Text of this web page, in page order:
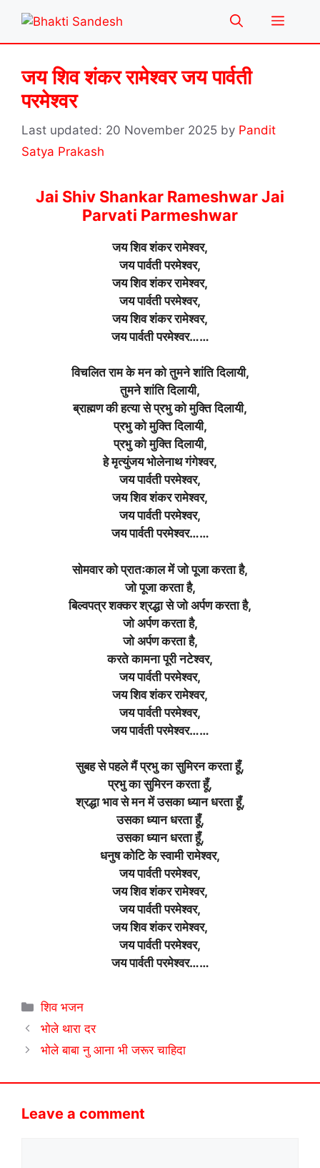
content
Menu
जय शिव शंकर रामेश्वर जय पार्वती
परमेश्वर
20 November 2025 by Pandit
Satya Prakash
Jai Shiv Shankar Rameshwar Jai
Parvati Parmeshwar
जय शिव शंकर रामेश्वर,
जय पार्वती परमेश्वर,
जय शिव शंकर रामेश्वर,
जय पार्वती परमेश्वर,
जय शिव शंकर रामेश्वर,
जय पार्वती परमेश्वर……
विचलित राम के मन को तुमने शांति दिलायी,
तुमने शांति दिलायी,
ब्राह्मण की हत्या से प्रभु को मुक्ति दिलायी,
प्रभु को मुक्ति दिलायी,
प्रभु को मुक्ति दिलायी,
हे मृत्युंजय भोलेनाथ गंगेश्वर,
जय पार्वती परमेश्वर,
जय शिव शंकर रामेश्वर,
जय पार्वती परमेश्वर,
जय पार्वती परमेश्वर……
सोमवार को प्रातःकाल में जो पूजा करता है,
जो पूजा करता है,
बिल्वपत्र शक्कर श्रद्धा से जो अर्पण करता है,
जो अर्पण करता है,
जो अर्पण करता है,
करते कामना पूरी नटेश्वर,
जय पार्वती परमेश्वर,
जय शिव शंकर रामेश्वर,
जय पार्वती परमेश्वर,
जय पार्वती परमेश्वर……
सुबह से पहले मैं प्रभु का सुमिरन करता हूँ,
प्रभु का सुमिरन करता हूँ,
श्रद्धा भाव से मन में उसका ध्यान धरता हूँ,
उसका ध्यान धरता हूँ,
उसका ध्यान धरता हूँ,
धनुष कोटि के स्वामी रामेश्वर,
जय पार्वती परमेश्वर,
जय शिव शंकर रामेश्वर,
जय पार्वती परमेश्वर,
जय शिव शंकर रामेश्वर,
जय पार्वती परमेश्वर,
जय पार्वती परमेश्वर……
Categories
शिव भजन
भोले थारा दर
भोले बाबा नु आना भी जरूर चाहिदा
Leave a comment